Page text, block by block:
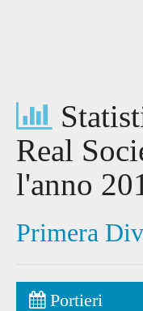
Real
l'anno
Primera
Portieri